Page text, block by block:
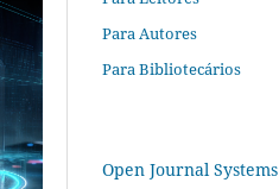
Para Autores
Para Bibliotecários
Open Journal Systems